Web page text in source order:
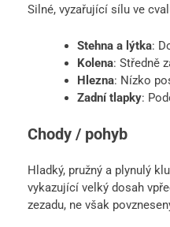
Silné, vyzařující sílu ve
Stehna a lýtka:
Kolena: Středně
Hlezna: Nízko
Zadní tlapky:
Chody / pohyb
Hladký, pružný a plynulý
vykazující velký dosah
zezadu, ne však